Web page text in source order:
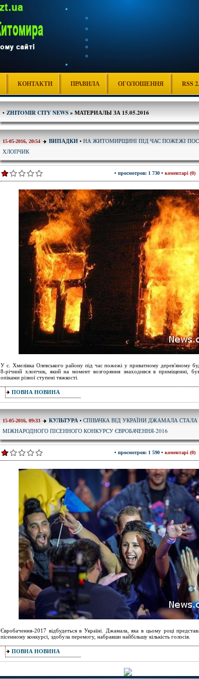
КОНТАКТИ ПРАВИЛА ОГОЛОШЕННЯ RSS
• ZHITOMIR CITY NEWS» МАТЕРИАЛЫ ЗА 15.05.2016
15-05-2016, 20:54 ВИПАДКИ • НА ЖИТОМИРЩИНІ ПІД ЧАС ПОЖЕЖІ
ХЛОПЧИК
• просмотров: 1 730 • коментарі (0)
У с. Хмелівка Олевського району під час пожежі у приватному дерев'яному
8-річний хлопчик, який на момент возгоряння знаходився в приміщенні,
опіками різної ступені тяжкості.
ПОВНА НОВИНА
15-05-2016, 09:33 КУЛЬТУРА • СПІВАЧКА ВІД УКРАЇНИ ДЖАМАЛА
МІЖНАРОДНОГО ПІСЕННОГО КОНКУРСУ ЄВРОБАЧЕННЯ-2016
• просмотров: 1 590 • коментарі (0)
Євробачення-2017 відбудеться в Україні. Джамала, яка в цьому році
пісенному конкурсі, здобула перемогу, набравши найбільшу кількість голосів.
ПОВНА НОВИНА